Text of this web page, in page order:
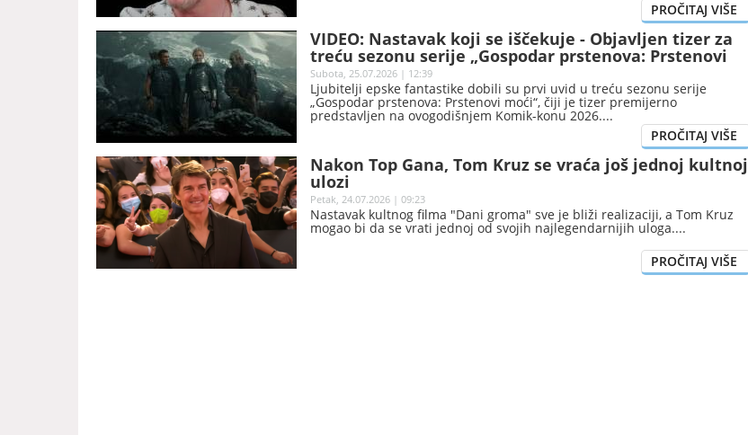
VIDEO: Nastavak koji se iščekuje - Objavljen tizer za
treću sezonu serije „Gospodar prstenova: Prstenovi
moći“
Subota, 25.07.2026 | 12:39
Ljubitelji epske fantastike dobili su prvi uvid u treću sezonu serije
„Gospodar prstenova: Prstenovi moći“, čiji je tizer premijerno
predstavljen na ovogodišnjem Komik-konu 2026.
Nakon Top Gana, Tom Kruz se vraća još jednoj kultnoj
ulozi
Petak, 24.07.2026 | 09:23
Nastavak kultnog filma "Dani groma" sve je bliži realizaciji, a Tom Kruz
mogao bi da se vrati jednoj od svojih najlegendarnijih uloga.